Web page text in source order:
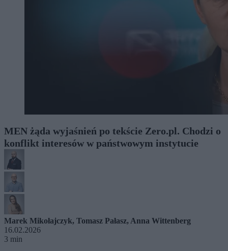
MEN żąda wyjaśnień po tekście Zero.pl. Chodzi o
konflikt interesów w państwowym instytucie
Marek Mikołajczyk, Tomasz Pałasz, Anna Wittenberg
16.02.2026
3 min